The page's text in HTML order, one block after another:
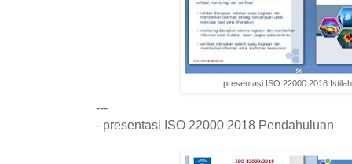
presentasi ISO 22000 2018
---
- presentasi ISO 22000 2018 Pendahuluan